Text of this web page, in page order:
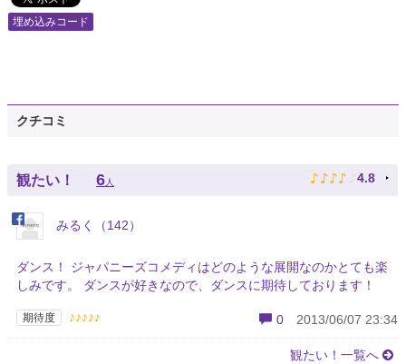
埋め込みコード
クチコミ
観たい！ 6人 ♪ ♪ ♪ ♪ ♪ 4.8
みるく（142）
ダンス！ ジャパニーズコメディはどのような展開なのかとても楽
しみです。 ダンスが好きなので、ダンスに期待しております！
期待度 ♪♪♪♪♪ 0 2013/06/07 23:34
観たい！一覧へ